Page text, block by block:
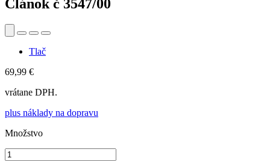
Článok č 3547/00
Tlač
69,99 €
vrátane DPH.
plus náklady na dopravu
Množstvo